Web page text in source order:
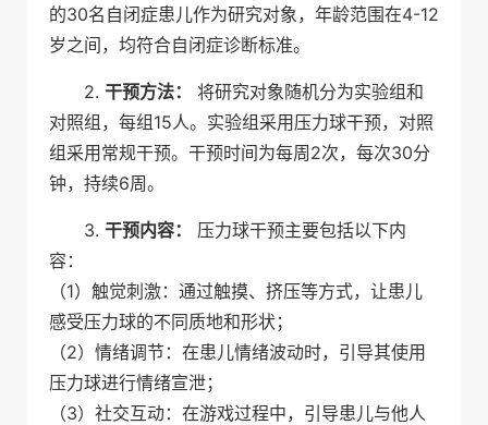
的30名自闭症患儿作为研究对象，年龄范围在4-12
岁之间，均符合自闭症诊断标准。
2. 干预方法：
将研究对象随机分为实验组和
对照组，每组15人。实验组采用压力球干预，对照
组采用常规干预。干预时间为每周2次，每次30分
钟，持续6周。
3. 干预内容：
压力球干预主要包括以下内
容：
（1）触觉刺激：通过触摸、挤压等方式，让患儿
感受压力球的不同质地和形状；
（2）情绪调节：在患儿情绪波动时，引导其使用
压力球进行情绪宣泄；
（3）社交互动：在游戏过程中，引导患儿与他人